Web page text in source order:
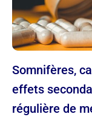
Somnifères, cachets pour dormir : dangers et
effets
régulière de